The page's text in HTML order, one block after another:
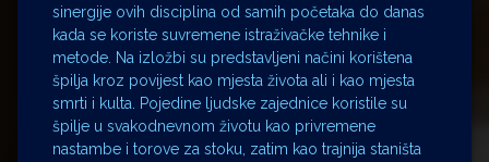
sinergije ovih disciplina od samih početaka do danas
kada se koriste suvremene istraživačke tehnike i
metode. Na izložbi su predstavljeni načini korištena
špilja kroz povijest kao mjesta života ali i kao mjesta
smrti i kulta. Pojedine ljudske zajednice koristile su
špilje u svakodnevnom životu kao privremene
nastambe i torove za stoku, zatim kao trajnija staništa